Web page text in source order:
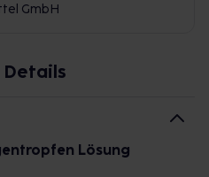
GmbH
Lösung